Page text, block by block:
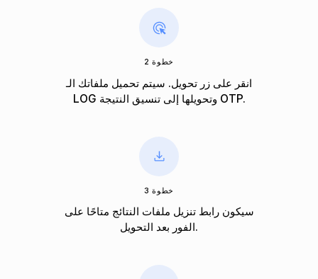
خطوة 2
انقر على زر تحويل. سيتم تحميل ملفاتك الـ
LOG وتحويلها إلى تنسيق النتيجة OTP.
خطوة 3
سيكون رابط تنزيل ملفات النتائج متاحًا على
الفور بعد التحويل.